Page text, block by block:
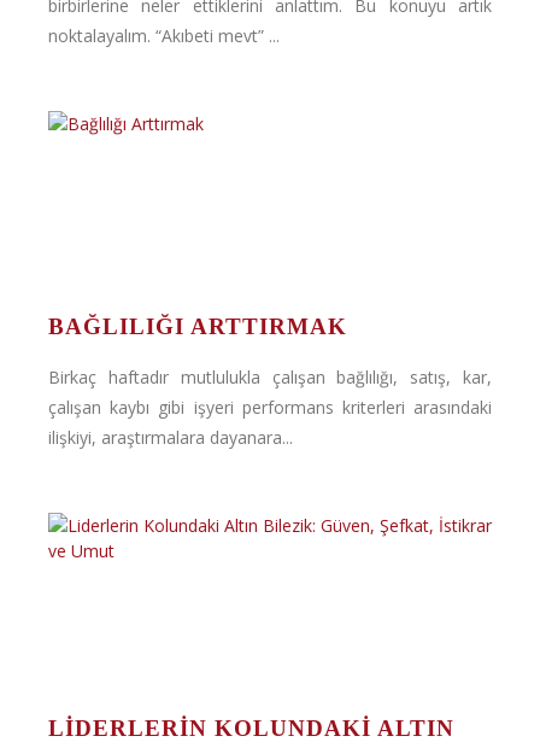
birbirlerine neler ettiklerini anlattım. Bu konuyu artık
noktalayalım. “Akıbeti mevt” ...
BAĞLILIĞI ARTTIRMAK
Birkaç haftadır mutlulukla çalışan bağlılığı, satış, kar,
çalışan kaybı gibi işyeri performans kriterleri arasındaki
ilişkiyi, araştırmalara dayanara...
LIDERLERIN KOLUNDAKI ALTIN